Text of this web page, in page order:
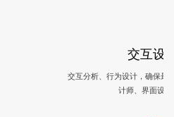
交互设
交互分析、行为设计，确保最
计师、界面设